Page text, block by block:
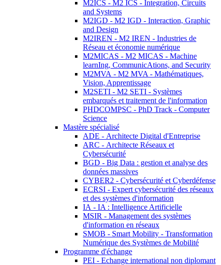
M2ICS - M2 ICS - Integration, Circuits
and Systems
M2IGD - M2 IGD - Interaction, Graphic
and Design
M2IREN - M2 IREN - Industries de
Réseau et économie numérique
M2MICAS - M2 MICAS - Machine
learnIng, CommunicAtions, and Security
M2MVA - M2 MVA - Mathématiques,
Vision, Apprentissage
M2SETI - M2 SETI - Systèmes
embarqués et traitement de l'information
PHDCOMPSC - PhD Track - Computer
Science
Mastère spécialisé
ADE - Architecte Digital d'Entreprise
ARC - Architecte Réseaux et
Cybersécurité
BGD - Big Data : gestion et analyse des
données massives
CYBER2 - Cybersécurité et Cyberdéfense
ECRSI - Expert cybersécurité des réseaux
et des systèmes d'information
IA - IA : Intelligence Artificielle
MSIR - Management des systèmes
d'information en réseaux
SMOB - Smart Mobility - Transformation
Numérique des Systèmes de Mobilité
Programme d'échange
PEI - Echange international non diplomant